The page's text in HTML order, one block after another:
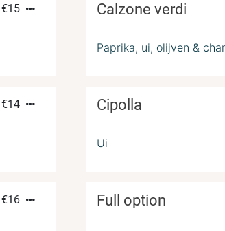
€15 Calzone verdi
Paprika, ui, olijven &
€14 Cipolla
Ui
€16 Full option